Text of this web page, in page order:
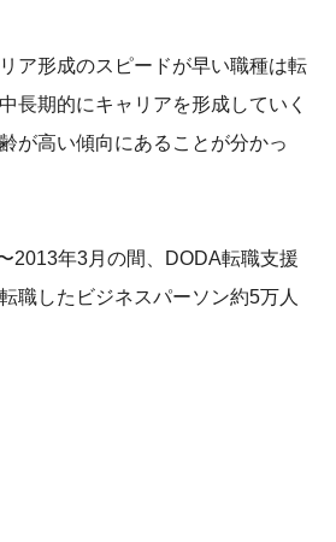
ア形成のスピードが早い職種は転
長期的にキャリアを形成していく
が高い傾向にあることが分かっ
2013年3月の間、DODA転職支援
職したビジネスパーソン約5万人